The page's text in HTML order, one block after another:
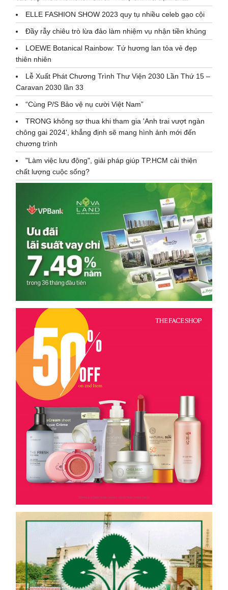
ELLE FASHION SHOW 2023 quy tụ nhiều celeb gạo cội
Đầy rẫy chiêu trò lừa đảo làm nhiệm vụ nhận tiền khủng
LOEWE Botanical Rainbow: Tứ hương lan tỏa vẻ đẹp
thiên nhiên
Lễ Xuất Phát Chương Trình Thư Viện 2030 Lần Thứ 15 –
Caravan 2030 lần 33
“Cùng P/S Bảo vệ nụ cười Việt Nam”
TRONG không sợ thua khi tham gia 'Anh trai vượt ngàn
chông gai 2024', khẳng định sẽ mang hình ảnh mới đến
chương trình
"Làm việc lưu động", giải pháp giúp TP.HCM cải thiện
chất lượng cuộc sống?